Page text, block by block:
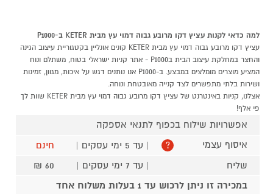
למה כדאי לקנות עציץ דקו מרובע גבוה דמוי עץ מבית KETER ב-P1000
עציץ דקו מרובע גבוה דמוי עץ מבית KETER קונים אונליין בקטגוריית עיצוב הגינה
והחצר במחלקת עיצוב הבית בP1000 - אתר קניות ישראלי בטוח, משתלם ונוח
המציע מוצרים מומלצים במבצע. ב-P1000 אנו נותנים דגש על איכות, מגוון, זמינות
ושירות בלתי מתפשרים לצד קנייה מאובטחת ונוחה.
אצלנו, קניות באינטרנט של עציץ דקו מרובע גבוה דמוי עץ מבית KETER שוות לך
פי אלף!
אפשרויות שילוח בכפוף לתנאי אספקה
איסוף עצמי
? | עד 5 ימי עסקים |
חינם
שליח
| עד 7 ימי עסקים |
60 ₪
במכירה זו ניתן לרכוש עד 1 בעלות משלוח אחד